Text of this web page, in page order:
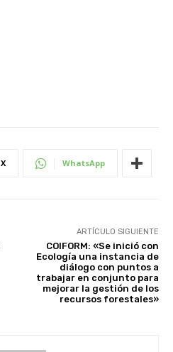
X WhatsApp
ARTÍCULO SIGUIENTE
COIFORM: «Se inició con
Ecología una instancia de
diálogo con puntos a
trabajar en conjunto para
mejorar la gestión de los
recursos forestales»